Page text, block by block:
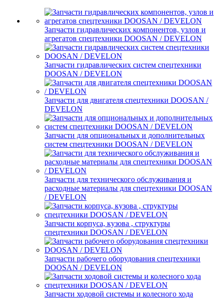
Запчасти гидравлических компонентов, узлов и
агрегатов спецтехники DOOSAN / DEVELON
Запчасти гидравлических систем спецтехники
DOOSAN / DEVELON
Запчасти для двигателя спецтехники DOOSAN /
DEVELON
Запчасти для опциональных и дополнительных
систем спецтехники DOOSAN / DEVELON
Запчасти для технического обслуживания и
расходные материалы для спецтехники DOOSAN
/ DEVELON
Запчасти корпуса, кузова , структуры
спецтехники DOOSAN / DEVELON
Запчасти рабочего оборудования спецтехники
DOOSAN / DEVELON
Запчасти ходовой системы и колесного хода